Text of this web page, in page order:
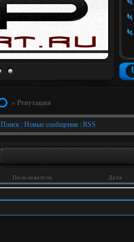
» Репутация
Поиск| Новые сообщения RSS
Пользователь Дата